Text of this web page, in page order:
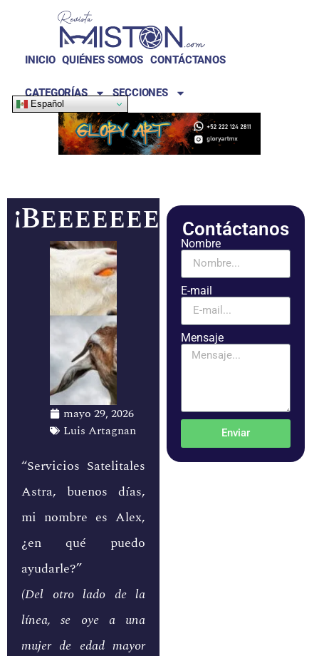
INICIO QUIÉNES SOMOS CONTÁCTANOS
CATEGORÍAS SECCIONES
Español
¡Beeeeeeeeee!
mayo 29, 2026
Luis Artagnan
“Servicios Satelitales
Astra, buenos días,
mi nombre es Alex,
¿en qué puedo
ayudarle?”
(Del otro lado de la
línea, se oye a una
mujer de edad mayor
Contáctanos
Nombre
E-mail
Mensaje
Enviar